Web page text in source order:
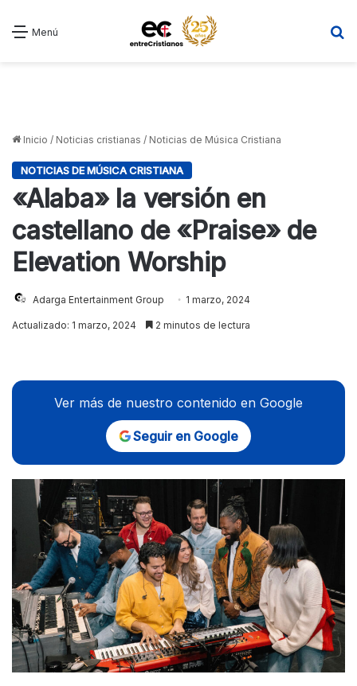
Menú
Inicio / Noticias cristianas / Noticias de Música Cristiana
NOTICIAS DE MÚSICA CRISTIANA
«Alaba» la versión en
castellano de «Praise» de
Elevation Worship
Adarga Entertainment Group 1 marzo, 2024
Actualizado: 1 marzo, 2024 2 minutos de lectura
Ver más de nuestro contenido en Google
Seguir en Google